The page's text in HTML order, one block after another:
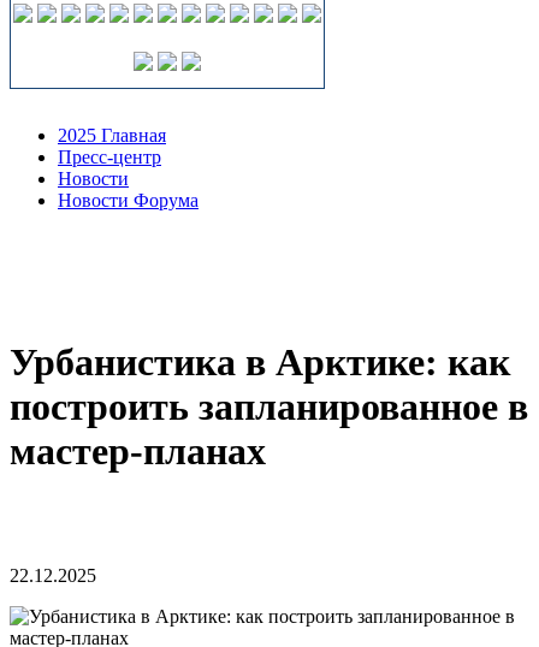
2025 Главная
Пресс-центр
Новости
Новости Форума
Урбанистика в Арктике: как
построить запланированное в
мастер-планах
22.12.2025